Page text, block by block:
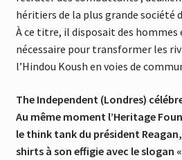
héritiers de la plus grande société
À ce titre, il disposait des hommes
nécessaire pour transformer les
l’Hindou Koush en voies de
The Independent (Londres)
Au même moment l’Heritage
le think tank du président
shirts à son effigie avec le slogan